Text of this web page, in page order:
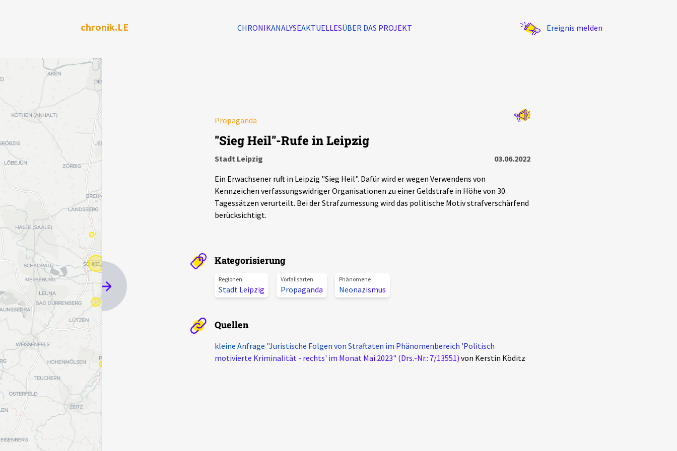
chronik.LE CHRONIKANALYSEAKTUELLESÜBER DAS PROJEKT Ereignis melden
Propaganda
"Sieg Heil"-Rufe in Leipzig
Stadt Leipzig
03.06.2022
Ein Erwachsener ruft in Leipzig "Sieg Heil". Dafür wird er wegen Verwendens von
Kennzeichen verfassungswidriger Organisationen zu einer Geldstrafe in Höhe von 30
Tagessätzen verurteilt. Bei der Strafzumessung wird das politische Motiv strafverschärfend
berücksichtigt.
Kategorisierung
Regionen
Stadt Leipzig
Vorfallsarten
Propaganda
Phänomene
Neonazismus
Quellen
kleine Anfrage "Juristische Folgen von Straftaten im Phänomenbereich 'Politisch
motivierte Kriminalität - rechts' im Monat Mai 2023" (Drs.-Nr.: 7/13551) von Kerstin Köditz